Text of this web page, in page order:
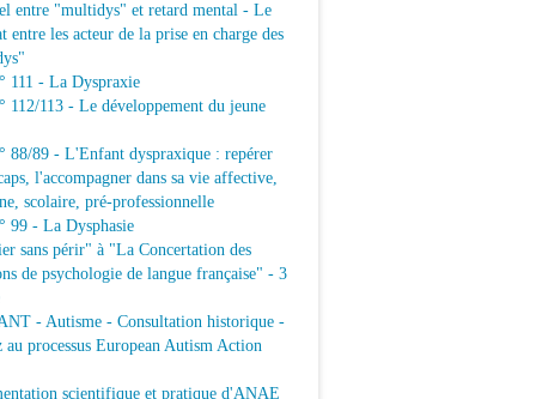
entre "multidys" et retard mental - Le
entre les acteur de la prise en charge des
111 - La Dyspraxie
112/113 - Le développement du jeune
88/89 - L'Enfant dyspraxique : repérer
l'accompagner dans sa vie affective,
scolaire, pré-professionnelle
99 - La Dysphasie
sans périr" à "La Concertation des
de psychologie de langue française" - 3
- Autisme - Consultation historique -
au processus European Autism Action
scientifique et pratique d'ANAE